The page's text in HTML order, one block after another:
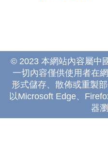
© 2023 本網站內容屬中
一切內容僅供使用者在
形式儲存、散佈或重製
以Microsoft Edge、
器瀏